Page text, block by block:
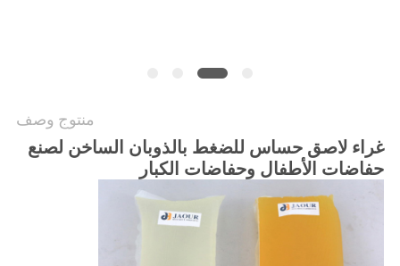
منتوج وصف
غراء لاصق حساس للضغط بالذوبان الساخن لصنع
حفاضات الأطفال وحفاضات الكبار